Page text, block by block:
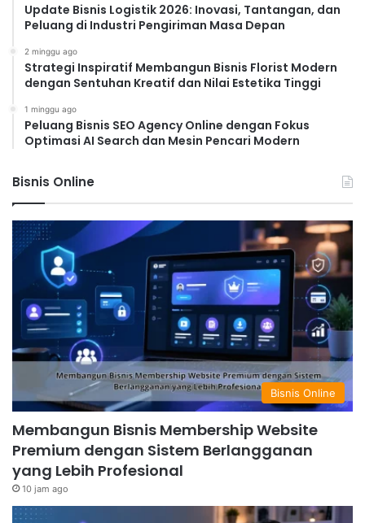
Update Bisnis Logistik 2026: Inovasi, Tantangan, dan
Peluang di Industri Pengiriman Masa Depan
2 minggu ago
Strategi Inspiratif Membangun Bisnis Florist Modern
dengan Sentuhan Kreatif dan Nilai Estetika Tinggi
1 minggu ago
Peluang Bisnis SEO Agency Online dengan Fokus
Optimasi AI Search dan Mesin Pencari Modern
Bisnis Online
Bisnis Online
Membangun Bisnis Membership Website
Premium dengan Sistem Berlangganan
yang Lebih Profesional
10 jam ago